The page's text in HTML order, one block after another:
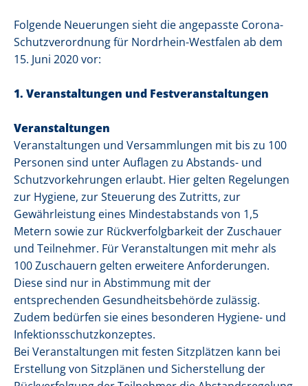
Folgende Neuerungen sieht die angepasste Corona-
Schutzverordnung für Nordrhein-Westfalen ab dem
15. Juni 2020 vor:
1. Veranstaltungen und Festveranstaltungen
Veranstaltungen
Veranstaltungen und Versammlungen mit bis zu 100
Personen sind unter Auflagen zu Abstands- und
Schutzvorkehrungen erlaubt. Hier gelten Regelungen
zur Hygiene, zur Steuerung des Zutritts, zur
Gewährleistung eines Mindestabstands von 1,5
Metern sowie zur Rückverfolgbarkeit der Zuschauer
und Teilnehmer. Für Veranstaltungen mit mehr als
100 Zuschauern gelten erweitere Anforderungen.
Diese sind nur in Abstimmung mit der
entsprechenden Gesundheitsbehörde zulässig.
Zudem bedürfen sie eines besonderen Hygiene- und
Infektionsschutzkonzeptes.
Bei Veranstaltungen mit festen Sitzplätzen kann bei
Erstellung von Sitzplänen und Sicherstellung der